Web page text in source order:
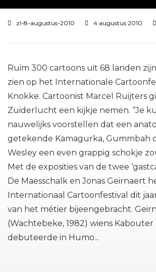
zl-8-augustus-2010 4 augustus 2010
Ruim 300 cartoons uit 68 landen
zien op het Internationale
Knokke. Cartoonist Marcel Ruijters
Zuiderlucht een kijkje nemen. “Je
nauwelijks voorstellen dat een
getekende Kamagurka, Gummbah
Wesley een even grappig schokje
Met de exposities van de twee
De Maesschalk en Jonas Geirnaert
Internationaal Cartoonfestival dit
van het métier bijeengebracht.
(Wachtebeke, 1982) wiens Kabouter
debuteerde in Humo...